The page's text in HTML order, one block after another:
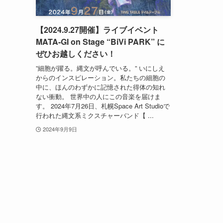
【2024.9.27開催】ライブイベント
MATA-GI on Stage “BiVi PARK” に
ぜひお越しください！
”細胞が躍る。縄文が呼んでいる。” いにしえ
からのインスピレーション。私たちの細胞の
中に、ほんのわずかに記憶された得体の知れ
ない衝動。 世界中の人にこの音楽を届けま
す。 2024年7月26日、札幌Space Art Studioで
行われた縄文系ミクスチャーバンド【 ...
2024年9月9日